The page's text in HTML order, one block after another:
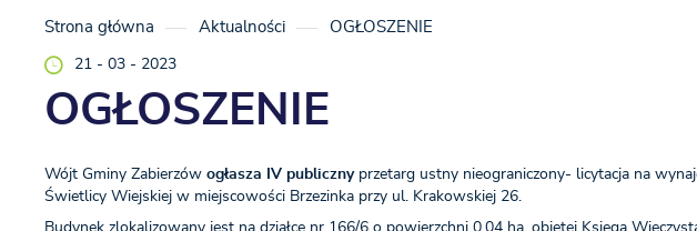
Strona główna Aktualności OGŁOSZENIE
21 - 03 - 2023
OGŁOSZENIE
Wójt Gminy Zabierzów ogłasza IV publicznyprzetarg ustny nieograniczony- licytacja na
Świetlicy Wiejskiej w miejscowości Brzezinka przy ul. Krakowskiej 26.